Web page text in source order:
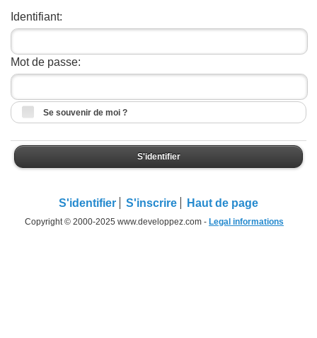
Identifiant:
Mot de passe:
Se souvenir de moi ?
S'identifier
S'identifier S'inscrire Haut de page
Copyright © 2000-2025 www.developpez.com - Legal informations